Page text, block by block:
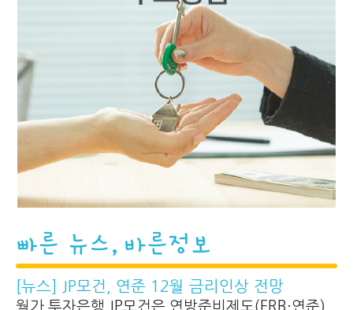
빠른 뉴스, 바른정보
[뉴스] JP모건, 연준 12월 금리인상 전망
월가 투자은행 JP모건은 연방준비제도(FRB·연준)